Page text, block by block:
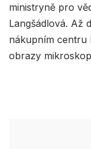
ministryně pro
Langšádlová. Až
nákupním centru
obrazy